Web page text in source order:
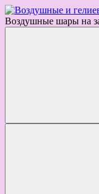
Воздушные шары на